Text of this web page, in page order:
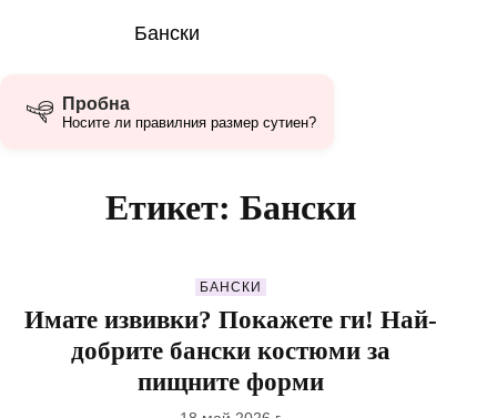
Бански
Пробна
Носите ли правилния размер сутиен?
Етикет: Бански
БАНСКИ
Имате извивки? Покажете ги! Най-
добрите бански костюми за
пищните форми